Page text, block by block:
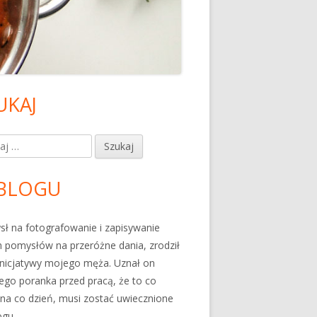
na fotografowanie i zapisywanie
pomysłów na przeróżne dania, zrodził
mojego męża. Uznał on
poranka przed pracą, że to co
co dzień, musi zostać uwiecznione